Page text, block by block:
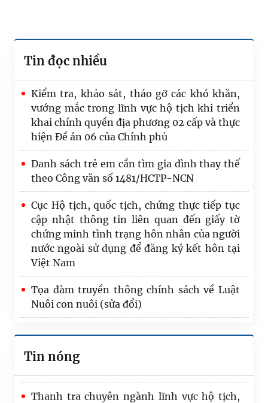
Tin đọc nhiều
Kiểm tra, khảo sát, tháo gỡ các khó khăn,
vướng mắc trong lĩnh vực hộ tịch khi triển
khai chính quyền địa phương 02 cấp và thực
hiện Đề án 06 của Chính phủ
Danh sách trẻ em cần tìm gia đình thay thế
theo Công văn số 1481/HCTP-NCN
Cục Hộ tịch, quốc tịch, chứng thực tiếp tục
cập nhật thông tin liên quan đến giấy tờ
chứng minh tình trạng hôn nhân của người
nước ngoài sử dụng để đăng ký kết hôn tại
Việt Nam
Tọa đàm truyền thông chính sách về Luật
Nuôi con nuôi (sửa đổi)
Cơ cấu tổ chức
Tin nóng
Hội nghị triển khai Quyết định số
2696/QĐ-TTG của Thủ tướng Chính phủ và
truyền thông về Bộ công cụ ngăn ngừa và
xử lý các hành vi không tuân thủ pháp luật
trong lĩnh vực nuôi con nuôi quốc tế
Điển về thăm quê hương Việt Nam
Thanh tra chuyên ngành lĩnh vực hộ tịch,
quốc tịch chứng thực tại Cơ quan đại diện